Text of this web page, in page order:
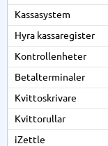
Kassasystem
Hyra kassaregister
Kontrollenheter
Betalterminaler
Kvittoskrivare
Kvittorullar
iZettle